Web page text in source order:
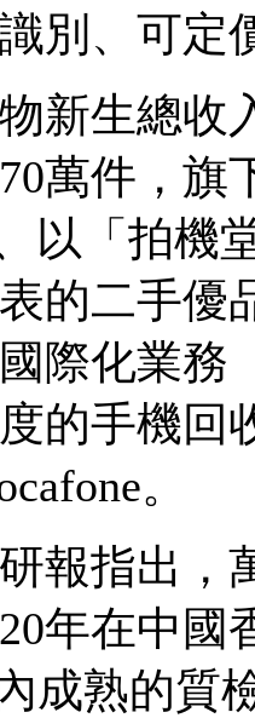
別、可定
生總收
萬件，
以「拍機
表的二手
際化業務
的手機回
。
指出，萬
年在中國
成熟的質